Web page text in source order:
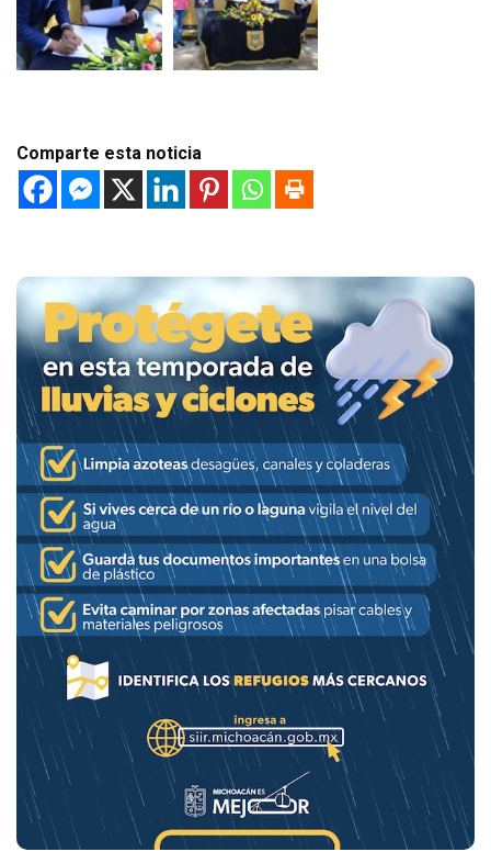
Comparte esta noticia